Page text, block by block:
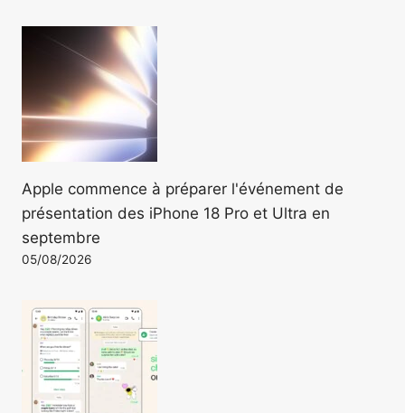
Apple commence à préparer l'événement de
présentation des iPhone 18 Pro et Ultra en
septembre
05/08/2026